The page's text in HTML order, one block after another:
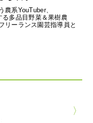
農系YouTuber、
多品目野菜＆果樹農
リーランス園芸指導員と